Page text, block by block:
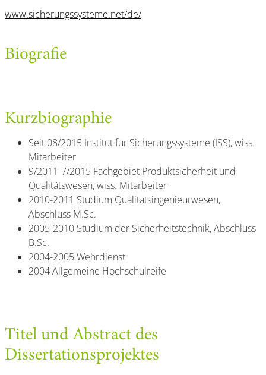
www.sicherungssysteme.net/de/
Biografie
Kurzbiographie
Seit 08/2015 Institut für Sicherungssysteme (ISS), wiss.
Mitarbeiter
9/2011-7/2015 Fachgebiet Produktsicherheit und
Qualitätswesen, wiss. Mitarbeiter
2010-2011 Studium Qualitätsingenieurwesen,
Abschluss M.Sc.
2005-2010 Studium der Sicherheitstechnik, Abschluss
B.Sc.
2004-2005 Wehrdienst
2004 Allgemeine Hochschulreife
Titel und Abstract des
Dissertationsprojektes